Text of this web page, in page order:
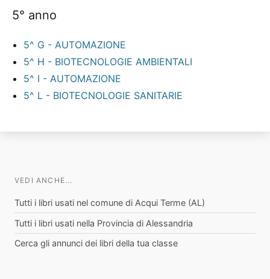
5° anno
5^ G - AUTOMAZIONE
5^ H - BIOTECNOLOGIE AMBIENTALI
5^ I - AUTOMAZIONE
5^ L - BIOTECNOLOGIE SANITARIE
VEDI ANCHE...
Tutti i libri usati nel comune di Acqui Terme (AL)
Tutti i libri usati nella Provincia di Alessandria
Cerca gli annunci dei libri della tua classe